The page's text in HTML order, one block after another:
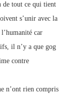
de tout ce qui tient
s’unir avec la
car
il n’y a que gog
contre
n’ont rien compris